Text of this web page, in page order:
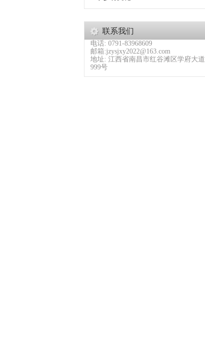
联系我们
电话: 0791-83968609
邮箱:jzysjxy2022@163.com
地址: 江西省南昌市红谷滩区学府大道
999号